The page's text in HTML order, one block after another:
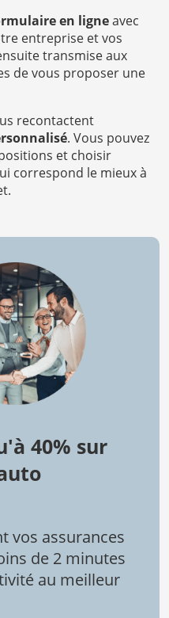
en ligneavec
entreprise et vos
transmise aux
de vous proposer une
recontactent
. Vous pouvez
et choisir
correspond le mieux à
40% sur
vos assurances
de 2 minutes
au meilleur